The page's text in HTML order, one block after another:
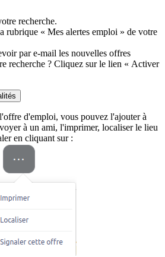
recherche.
rubrique « Mes alertes emploi » de votre
par e-mail les nouvelles offres
recherche ? Cliquez sur le lien « Activer
d'emploi, vous pouvez l'ajouter à
à un ami, l'imprimer, localiser le lieu
en cliquant sur :